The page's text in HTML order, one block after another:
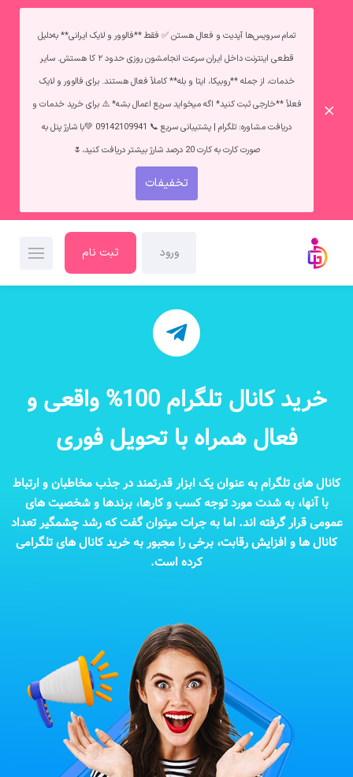
تمام سرویس‌ها آپدیت و فعال هستن ✅ فقط **فالوور و لایک ایرانی** به‌دلیل
قطعی اینترنت داخل ایران سرعت انجامشون روزی حدود ۲ کا هستش. سایر
خدمات، از جمله **روبیکا، ایتا و بله** کاملاً فعال هستند. برای فالوور و لایک
فعلاً **خارجی ثبت کنید* اگه میخواید سریع اعمال بشه* ⚠️ برای خرید خدمات و
دریافت مشاوره: تلگرام | پشتیبانی سریع 📞 09142109941 💚با شارژ پنل به
صورت کارت به کارت 20 درصد شارژ بیشتر دریافت کنید،🌷
تخفیفات
ورود ثبت نام
خرید کانال تلگرام 100% واقعی و
فعال همراه با تحویل فوری
کانال‌ های تلگرام به عنوان یک ابزار قدرتمند در جذب مخاطبان و ارتباط
با آنها، به شدت مورد توجه کسب‌ و کارها، برند‌ها و شخصیت ‌های
عمومی قرار گرفته ‌اند. اما به جرات میتوان گفت که رشد چشمگیر تعداد
کانال ‌ها و افزایش رقابت، برخی را مجبور به خرید کانال‌ های تلگرامی
کرده است.